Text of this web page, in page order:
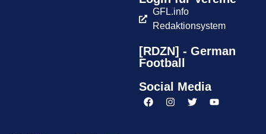
GFL.info
Redaktionsystem
[RDZN] - German
Football
Social Media